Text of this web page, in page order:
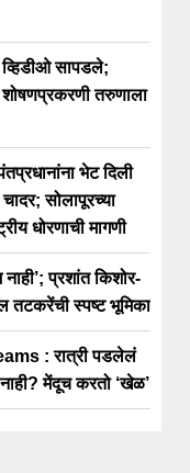
व्हिडीओ सापडले;
तरुणाला
भेट दिली
चादर; सोलापूरच्या
धोरणाची मागणी
प्रशांत किशोर-
तटकरेंची स्पष्ट भूमिका
: रात्री पडलेलं
मेंदूच करतो ‘खेळ’